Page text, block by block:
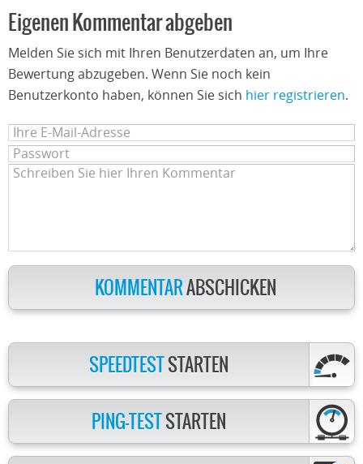
Eigenen Kommentar abgeben
Melden Sie sich mit Ihren Benutzerdaten an, um Ihre
Bewertung abzugeben. Wenn Sie noch kein
Benutzerkonto haben, können Sie sich hier registrieren.
KOMMENTARABSCHICKEN
SPEEDTESTSTARTEN
PING-TESTSTARTEN